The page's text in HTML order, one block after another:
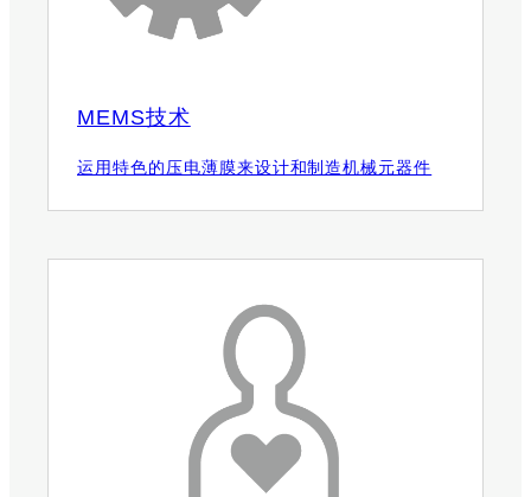
MEMS技术
运用特色的压电薄膜来设计和制造机械元器件